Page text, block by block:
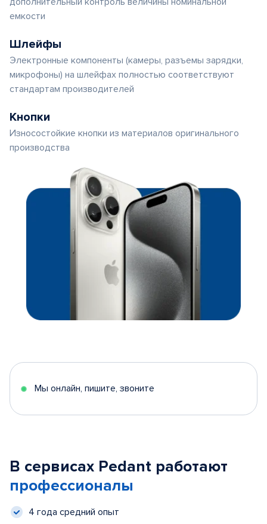
емкости
Шлейфы
Электронные компоненты (камеры, разъемы зарядки,
микрофоны) на шлейфах полностью соответствуют
стандартам производителей
Кнопки
Износостойкие кнопки из материалов оригинального
производства
Мы онлайн, пишите, звоните
В сервисах Pedant работают
профессионалы
4 года средний опыт